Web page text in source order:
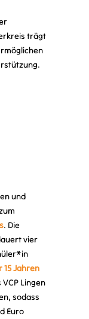
trägt
und
. Die
vier
15 Jahren
Lingen
sodass
Euro